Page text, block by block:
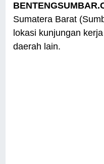
Sumatera Barat
lokasi kunjungan
daerah lain.